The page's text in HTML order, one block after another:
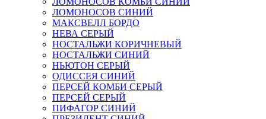
ЛОМОНОСОВ СИНИЙ
МАКСВЕЛЛ БОРДО
НЕВА СЕРЫЙ
НОСТАЛЬЖИ КОРИЧНЕВЫЙ
НОСТАЛЬЖИ СИНИЙ
НЬЮТОН СЕРЫЙ
ОДИССЕЯ СИНИЙ
ПЕРСЕЙ КОМБИ СЕРЫЙ
ПЕРСЕЙ СЕРЫЙ
ПИФАГОР СИНИЙ